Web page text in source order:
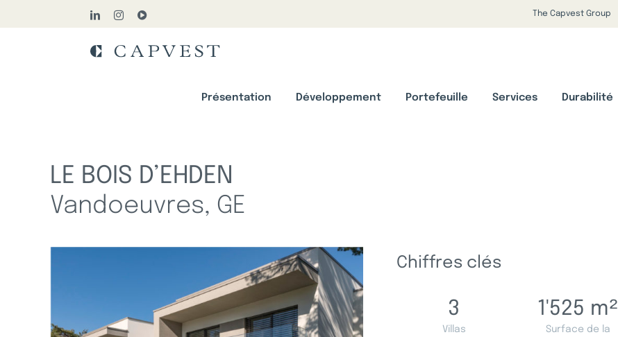
au
LinkedInInstagramYouTube The Capvest Group
Présentation Développement Portefeuille Services Durabilité
LE BOIS D’EHDEN
Vandoeuvres, GE
Chiffres clés
3
Villas
1'525 m²
Surface de la